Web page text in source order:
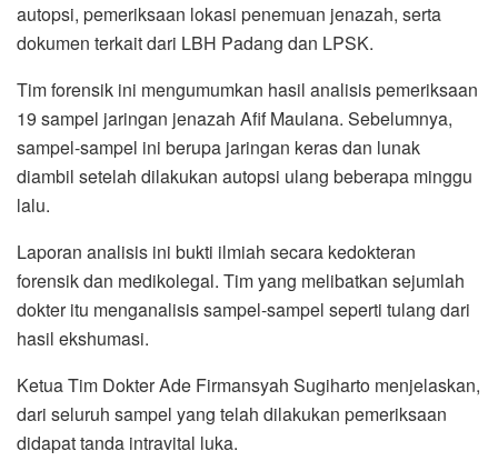
autopsi, pemeriksaan lokasi penemuan jenazah, serta
dokumen terkait dari LBH Padang dan LPSK.
Tim forensik ini mengumumkan hasil analisis pemeriksaan
19 sampel jaringan jenazah Afif Maulana. Sebelumnya,
sampel-sampel ini berupa jaringan keras dan lunak
diambil setelah dilakukan autopsi ulang beberapa minggu
lalu.
Laporan analisis ini bukti ilmiah secara kedokteran
forensik dan medikolegal. Tim yang melibatkan sejumlah
dokter itu menganalisis sampel-sampel seperti tulang dari
hasil ekshumasi.
Ketua Tim Dokter Ade Firmansyah Sugiharto menjelaskan,
dari seluruh sampel yang telah dilakukan pemeriksaan
didapat tanda intravital luka.